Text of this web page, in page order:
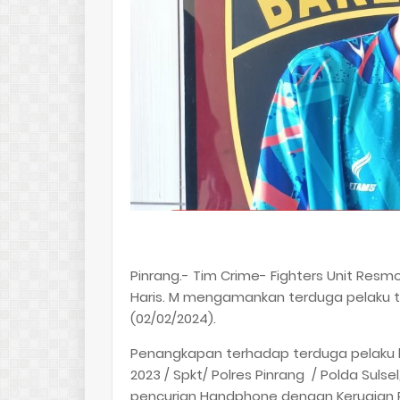
Pinrang.- Tim Crime- Fighters Unit
Haris. M mengamankan terduga
(02/02/2024).
Penangkapan terhadap terduga pelaku
2023 / Spkt/ Polres Pinrang / Polda
pencurian Handphone dengan Kerugian